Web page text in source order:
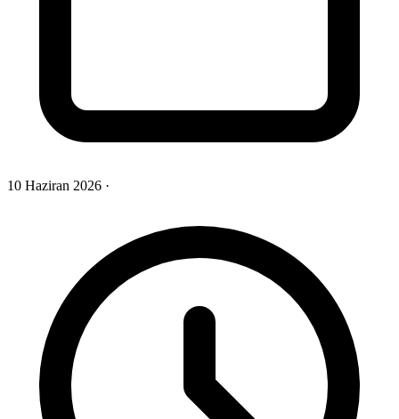
10 Haziran 2026 ·